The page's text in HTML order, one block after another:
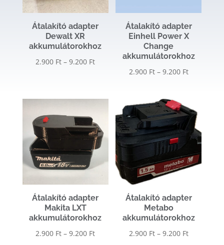
Átalakító adapter
Dewalt XR
akkumulátorokhoz
2.900 Ft – 9.200 FtÁrtartomány:
9.200 Ft
Átalakító adapter
Einhell Power X
Change
akkumulátorokhoz
2.900 Ft – 9.200 Ft
9.200 Ft
Átalakító adapter
Makita LXT
akkumulátorokhoz
2.900 Ft – 9.200 FtÁrtartomány:
Átalakító adapter
Metabo
akkumulátorokhoz
2.900 Ft – 9.200 Ft